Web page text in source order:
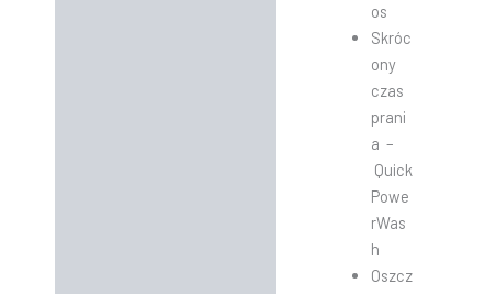
os
Skróc
ony
czas
prani
a –
Quick
Powe
rWas
h
Oszcz